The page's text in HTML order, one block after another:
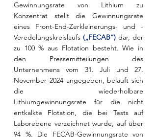
Gewinnungsrate von Lithium zu
Konzentrat stellt die Gewinnungsrate
eines Front-End-Zerkleinerungs- und -
Veredelungskreislaufs („FECAB“) dar, der
zu 100 % aus Flotation besteht. Wie in
den Pressemitteilungen des
Unternehmens vom 31. Juli und 27.
November 2024 angegeben, beläuft sich
die wiederholbare
Lithiumgewinnungsrate für die nicht
entkalkte Flotation, die bei Tests auf
Laborebene verzeichnet wurde, auf über
94 %. Die FECAB-Gewinnungsrate von